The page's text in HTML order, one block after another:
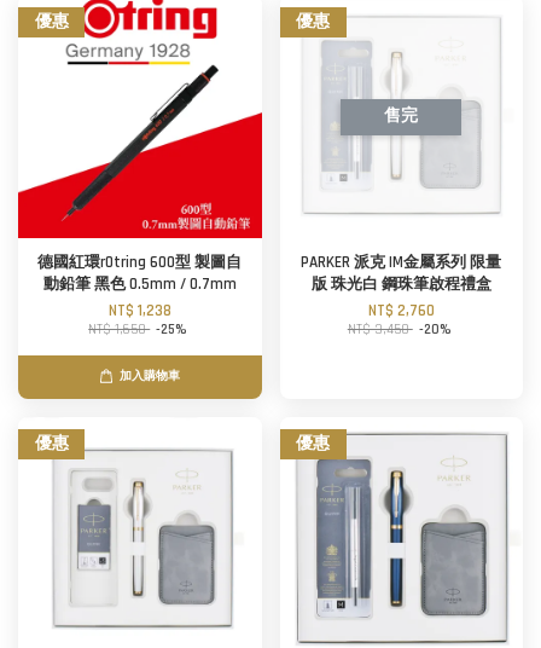
優惠
德國紅環rOtring 600型 製圖自
動鉛筆 黑色 0.5mm / 0.7mm
NT$ 1,238
NT$ 1,650 -25%
加入購物車
優惠
售完
PARKER 派克 IM金屬系列 限量
版 珠光白 鋼珠筆啟程禮盒
NT$ 2,760
NT$ 3,450 -20%
優惠 優惠